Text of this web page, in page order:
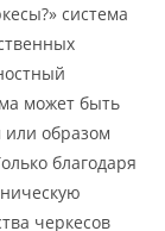
система
может быть
или образом
благодаря
черкесов